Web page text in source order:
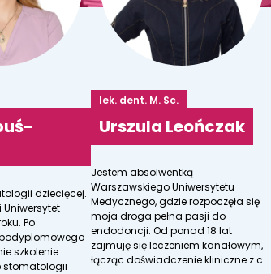
dziecięcej.
Uniwersytet
Po
szkolenie
stomatologii
lek. dent. M. Sc.
Urszula Leończak
Jestem absolwentką
Warszawskiego Uniwersytetu
Medycznego, gdzie rozpoczęła się
moja droga pełna pasji do
endodoncji. Od ponad 18 lat
zajmuję się leczeniem kanałowym,
łącząc doświadczenie kliniczne z c...